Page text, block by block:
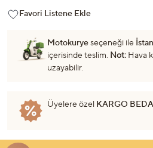
Favori Listene Ekle
Motokuryeseçeneği ile
içerisinde teslim. Not: Hava
uzayabilir.
Üyelere özel KARGO